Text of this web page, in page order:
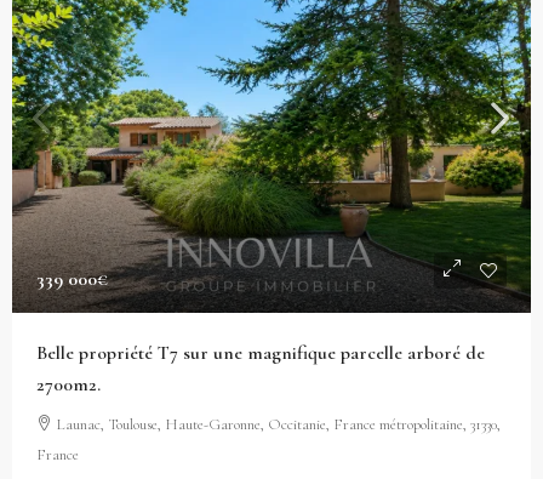
339 000€
Belle propriété T7 sur une magnifique parcelle arboré de
2700m2.
Launac, Toulouse, Haute-Garonne, Occitanie, France métropolitaine, 31330,
France